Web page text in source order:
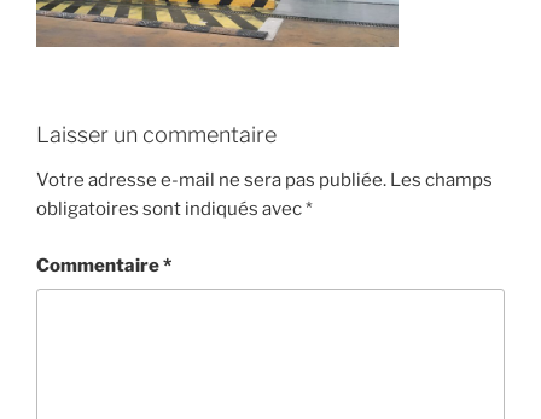
Laisser un commentaire
Votre adresse e-mail ne sera pas publiée. Les champs
obligatoires sont indiqués avec*
Commentaire*